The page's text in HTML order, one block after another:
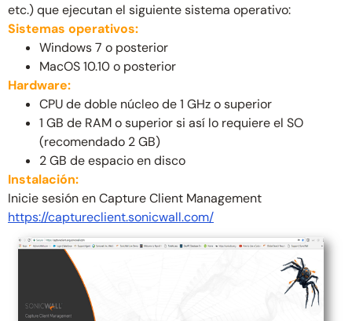
etc.) que ejecutan el siguiente sistema operativo:
Sistemas operativos:
Windows 7 o posterior
MacOS 10.10 o posterior
Hardware:
CPU de doble núcleo de 1 GHz o superior
1 GB de RAM o superior si así lo requiere el SO
(recomendado 2 GB)
2 GB de espacio en disco
Instalación:
Inicie sesión en Capture Client Management
https://captureclient.sonicwall.com/